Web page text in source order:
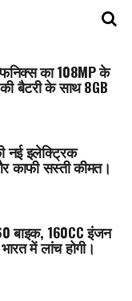
का 108MP के
बैटरी के साथ 8GB
नई इलेक्ट्रिक
काफी सस्ती कीमत।
बाइक, 160CC इंजन
में लांच होगी।